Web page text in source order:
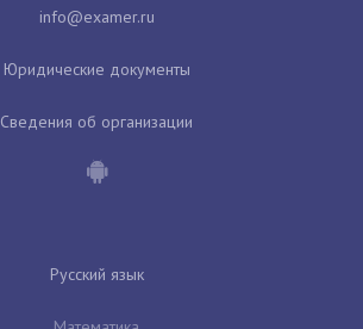
Юридические документы
Сведения об организации
Русский язык